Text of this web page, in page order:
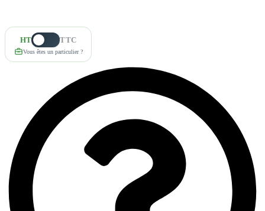
HT TTC
Vous êtes un particulier ?